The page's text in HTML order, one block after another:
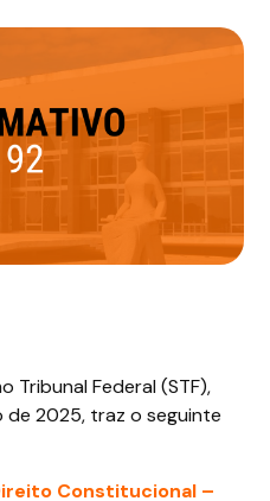
Tribunal Federal (STF),
2025, traz o seguinte
Constitucional –